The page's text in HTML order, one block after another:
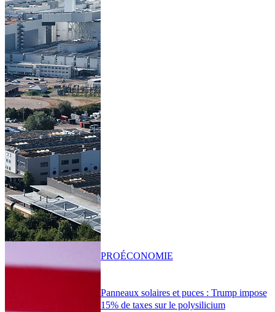
Panneaux solaires et puces : Trump impose
15% de taxes sur le polysilicium
PROÉCONOMIE